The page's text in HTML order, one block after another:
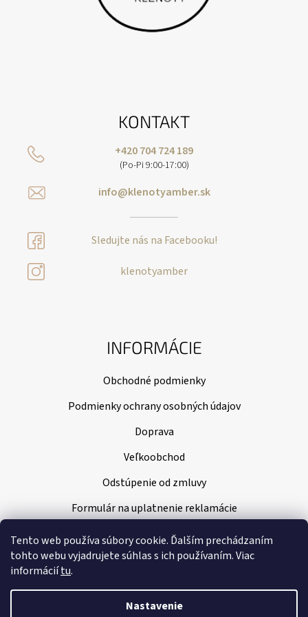
Tento web používa súbory cookie. Ďalším prechádzaním
tohto webu vyjadrujete súhlas s ich používaním. Viac
informáciítu.
Nastavenie
KONTAKT
+420 704 724 189
(Po-Pi 9:00-17:00)
info@klenotyamber.sk
Sledujte nás na Facebooku!
klenotyamber
INFORMÁCIE
Obchodné podmienky
Podmienky ochrany osobných údajov
Doprava
Veľkoobchod
Odstúpenie od zmluvy
Formulár na uplatnenie reklamácie
Vytvoril Shoptet |Nakódoval Pavel Kuneš